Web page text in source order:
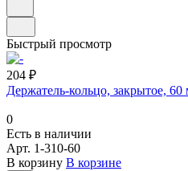
Быстрый просмотр
204 ₽
Держатель-кольцо, закрытое,
0
Есть в наличии
Арт. 1-310-60
В корзину В корзине